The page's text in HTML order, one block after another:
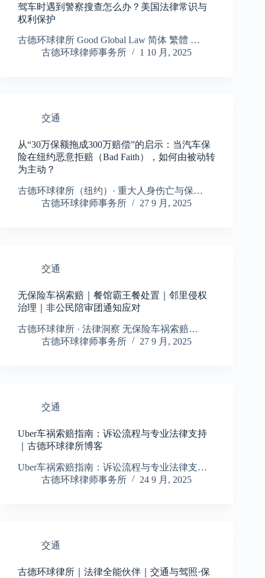
驾车时遇到警察搜查怎么办？美国法律常识与
权利保护
古德环球律所 Good Global Law 简体 繁體 …
古德环球律师事务所
1 10 月, 2025
交通
从“30万保额拖成300万赔偿”的启示：当汽车保
险在纽约恶意拒赔（Bad Faith），如何由被动转
为主动？
古德环球律所（纽约）· 重大人身伤亡与保…
古德环球律师事务所
27 9 月, 2025
交通
无保险车祸索赔｜餐馆霸王餐处置｜邻里侵权
治理｜非公民陪审团通知应对
古德环球律所 · 法律洞察 无保险车祸索赔…
古德环球律师事务所
27 9 月, 2025
交通
Uber车祸索赔指南：诉讼流程与专业法律支持
｜古德环球律所博客
Uber车祸索赔指南：诉讼流程与专业法律支…
古德环球律师事务所
24 9 月, 2025
交通
古德环球律所｜法律全能伙伴｜交通与驾照·保